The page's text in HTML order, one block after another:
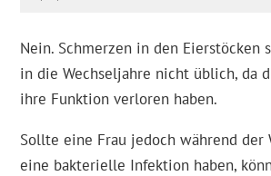
Nein. Schmerzen in den Eierstöcken
in die Wechseljahre nicht üblich, da
ihre Funktion verloren haben.
Sollte eine Frau jedoch während der
eine bakterielle Infektion haben,